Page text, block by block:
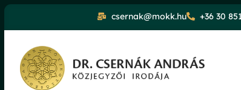
csernak@mokk.hu +36 30